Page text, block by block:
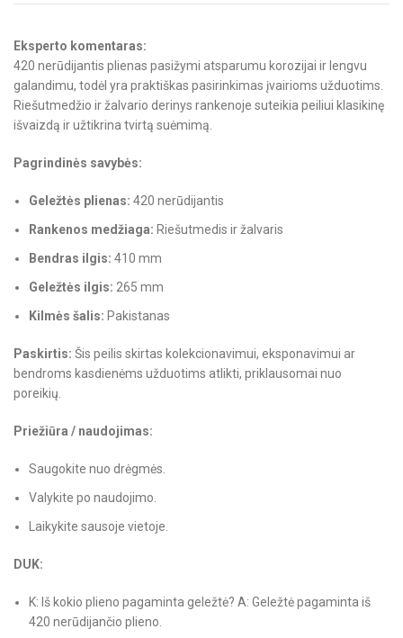
Eksperto komentaras:
420 nerūdijantis plienas pasižymi atsparumu korozijai ir lengvu
galandimu, todėl yra praktiškas pasirinkimas įvairioms užduotims.
Riešutmedžio ir žalvario derinys rankenoje suteikia peiliui klasikinę
išvaizdą ir užtikrina tvirtą suėmimą.
Pagrindinės savybės:
Geležtės plienas: 420 nerūdijantis
Rankenos medžiaga: Riešutmedis ir žalvaris
Bendras ilgis: 410 mm
Geležtės ilgis: 265 mm
Kilmės šalis: Pakistanas
Paskirtis: Šis peilis skirtas kolekcionavimui, eksponavimui ar
bendroms kasdienėms užduotims atlikti, priklausomai nuo
poreikių.
Priežiūra / naudojimas:
Saugokite nuo drėgmės.
Valykite po naudojimo.
Laikykite sausoje vietoje.
DUK:
K: Iš kokio plieno pagaminta geležtė? A: Geležtė pagaminta iš
420 nerūdijančio plieno.